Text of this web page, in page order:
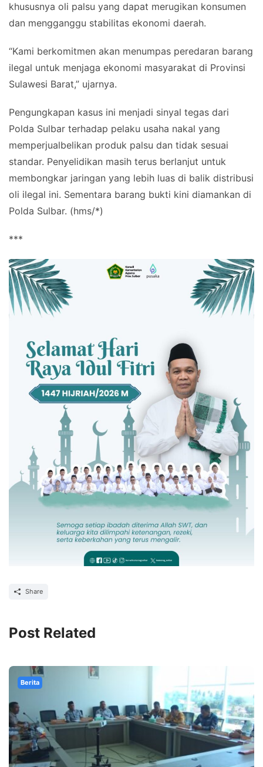
khususnya oli palsu yang dapat merugikan konsumen
dan mengganggu stabilitas ekonomi daerah.
“Kami berkomitmen akan menumpas peredaran barang
ilegal untuk menjaga ekonomi masyarakat di Provinsi
Sulawesi Barat,” ujarnya.
Pengungkapan kasus ini menjadi sinyal tegas dari
Polda Sulbar terhadap pelaku usaha nakal yang
memperjualbelikan produk palsu dan tidak sesuai
standar. Penyelidikan masih terus berlanjut untuk
membongkar jaringan yang lebih luas di balik distribusi
oli ilegal ini. Sementara barang bukti kini diamankan di
Polda Sulbar. (hms/*)
***
Share
Post Related
Berita